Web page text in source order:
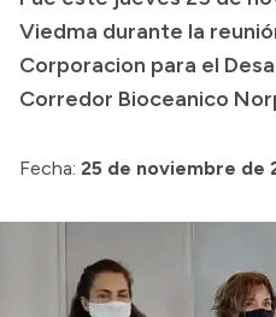
Invertí en Río Negro
Presupuesto
Consulta de expedientes
Viedma durante la
Corporacion para el
Corredor Bioceanico
Fecha: 25 de noviembre de